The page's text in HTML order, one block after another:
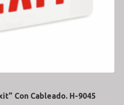
Con Cableado. H-9045